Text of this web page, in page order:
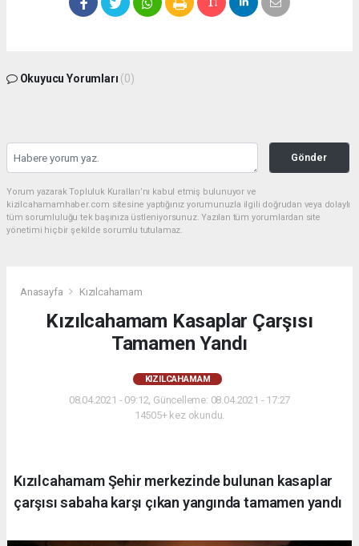
Okuyucu Yorumları (0)
Gönder
Yorum yazarak Topluluk Kuralları’nı kabul etmiş bulunuyor ve
kizilcahamamhaber.com sitesine yaptığınız yorumunuzla ilgili doğrudan veya dolaylı
tüm sorumluluğu tek başınıza üstleniyorsunuz. Yazılan tüm yorumlardan site
yönetimi hiçbir şekilde sorumlu tutulamaz.
Anasayfa Kızılcahamam
Kızılcahamam Kasaplar Çarşısı
Tamamen Yandı
KIZILCAHAMAM
08.04.2021 - 09:12, Güncelleme: 08.04.2021 - 17:27
14505+ kez okundu.
Kızılcahamam Şehir merkezinde bulunan kasaplar
çarşısı sabaha karşı çıkan yangında tamamen yandı